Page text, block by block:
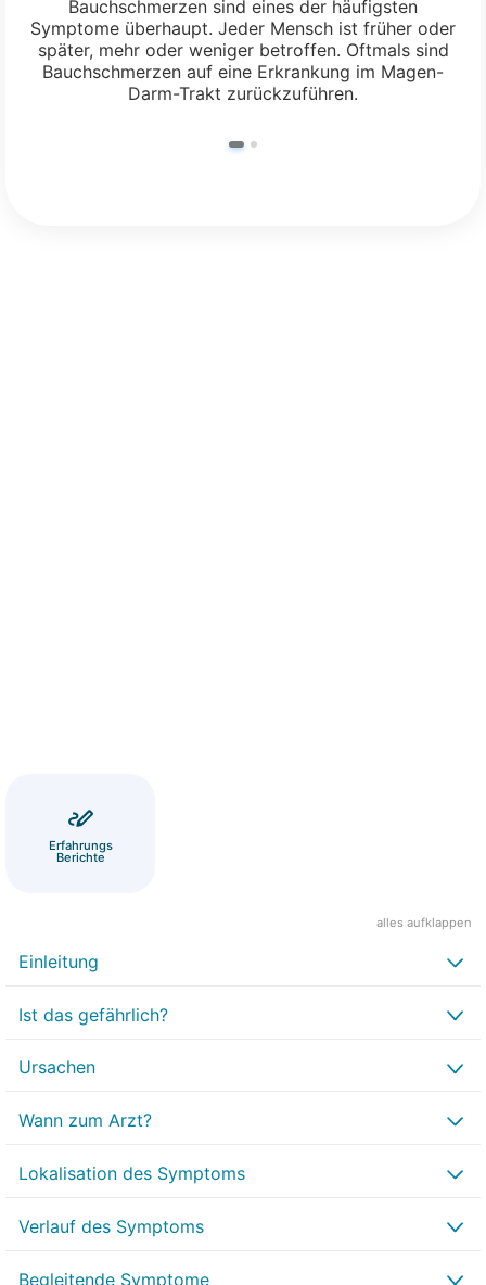
Bauchschmerzen sind eines der häufigsten
Symptome überhaupt. Jeder Mensch ist früher oder
später, mehr oder weniger betroffen. Oftmals sind
Bauchschmerzen auf eine Erkrankung im Magen-
Darm-Trakt zurückzuführen.
Erfahrungs
Berichte
alles aufklappen
Einleitung
Ist das gefährlich?
Ursachen
Wann zum Arzt?
Lokalisation des Symptoms
Verlauf des Symptoms
Begleitende Symptome